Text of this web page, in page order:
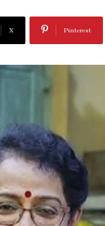
X Pinterest